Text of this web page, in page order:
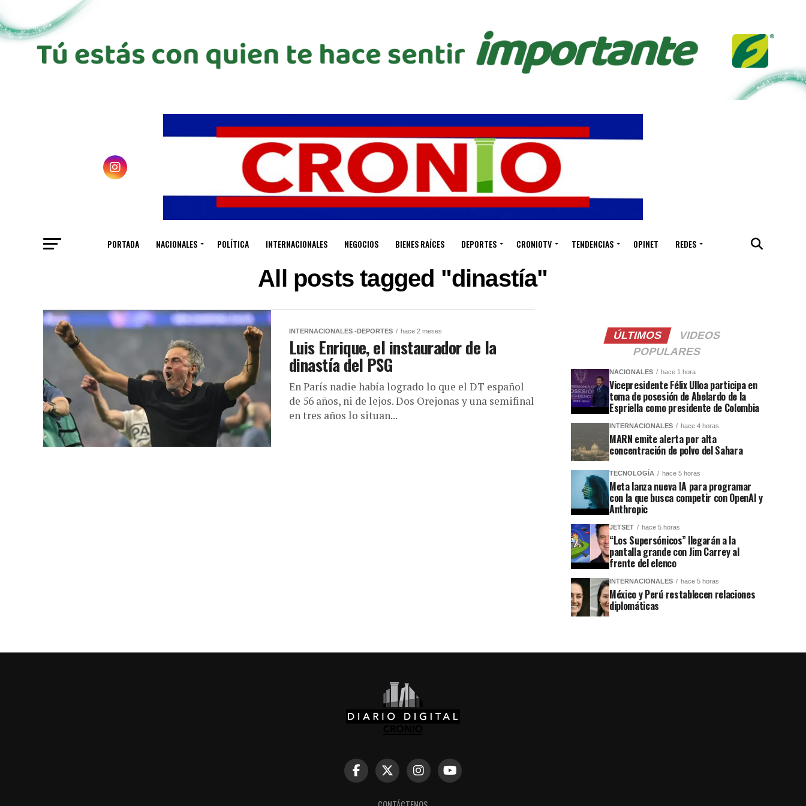
PORTADA NACIONALES POLÍTICA INTERNACIONALES NEGOCIOS BIENES RAÍCES DEPORTES CRONIOTV TENDENCIAS OPINET REDES
All posts tagged "dinastía"
INTERNACIONALES -DEPORTES hace 2 meses
Luis Enrique, el instaurador de la
dinastía del PSG
En París nadie había logrado lo que el DT español
de 56 años, ni de lejos. Dos Orejonas y una semifinal
en tres años lo situan...
ÚLTIMOS
VIDEOS
POPULARES
NACIONALES hace 1 hora
Vicepresidente Félix Ulloa participa en
toma de posesión de Abelardo de la
Espriella como presidente de Colombia
INTERNACIONALES hace 4 horas
MARN emite alerta por alta
concentración de polvo del Sahara
TECNOLOGÍA hace 5 horas
Meta lanza nueva IA para programar
con la que busca competir con OpenAI y
Anthropic
JETSET hace 5 horas
“Los Supersónicos” llegarán a la
pantalla grande con Jim Carrey al
frente del elenco
INTERNACIONALES hace 5 horas
México y Perú restablecen relaciones
diplomáticas